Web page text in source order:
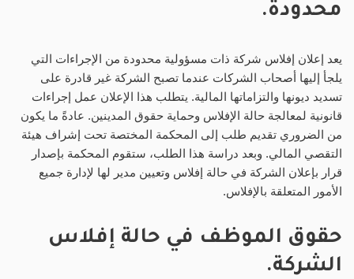
محدودة.
يعد إعلان إفلاس شركة ذات مسؤولية محدودة من الإجراءات التي
يلجأ إليها أصحاب الشركات عندما تصبح الشركة غير قادرة على
تسديد ديونها والتزاماتها المالية. يتطلب هذا الإعلان عمل إجراءات
قانونية لمعالجة حالة الإفلاس وحماية حقوق المدينين. عادةً ما يكون
من الضروري تقديم طلب إلى المحكمة المختصة تحت إشراف هيئة
التقصي المالي. وبعد دراسة هذا الطلب، ستقوم المحكمة بإصدار
قرار بإعلان الشركة في حالة إفلاس وتعيين مدير لها لإدارة جميع
الأمور المتعلقة بالإفلاس.
حقوق الموظف في حالة إفلاس
الشركة.